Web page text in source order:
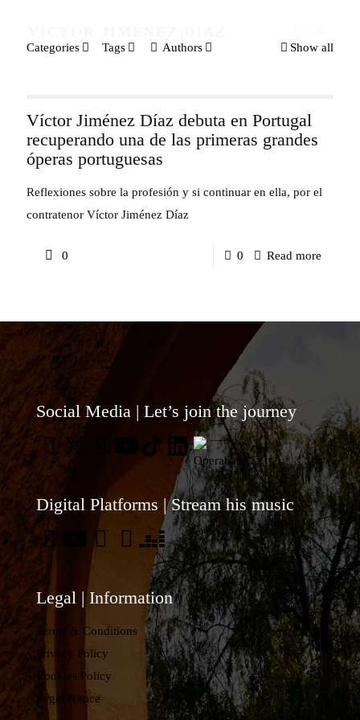
Categories Tags Authors Show all
Víctor Jiménez Díaz debuta en Portugal
recuperando una de las primeras grandes
óperas portuguesas
Reflexiones sobre la profesión y si continuar en ella, por el
contratenor Víctor Jiménez Díaz
0 0 Read more
una
de
las
grandes
óperas
Social Media | Let’s join the journey
Digital Platforms | Stream his music
Legal | Information
Terms & Conditions
Privacy Policy
Cookies Policy
Legal Notice